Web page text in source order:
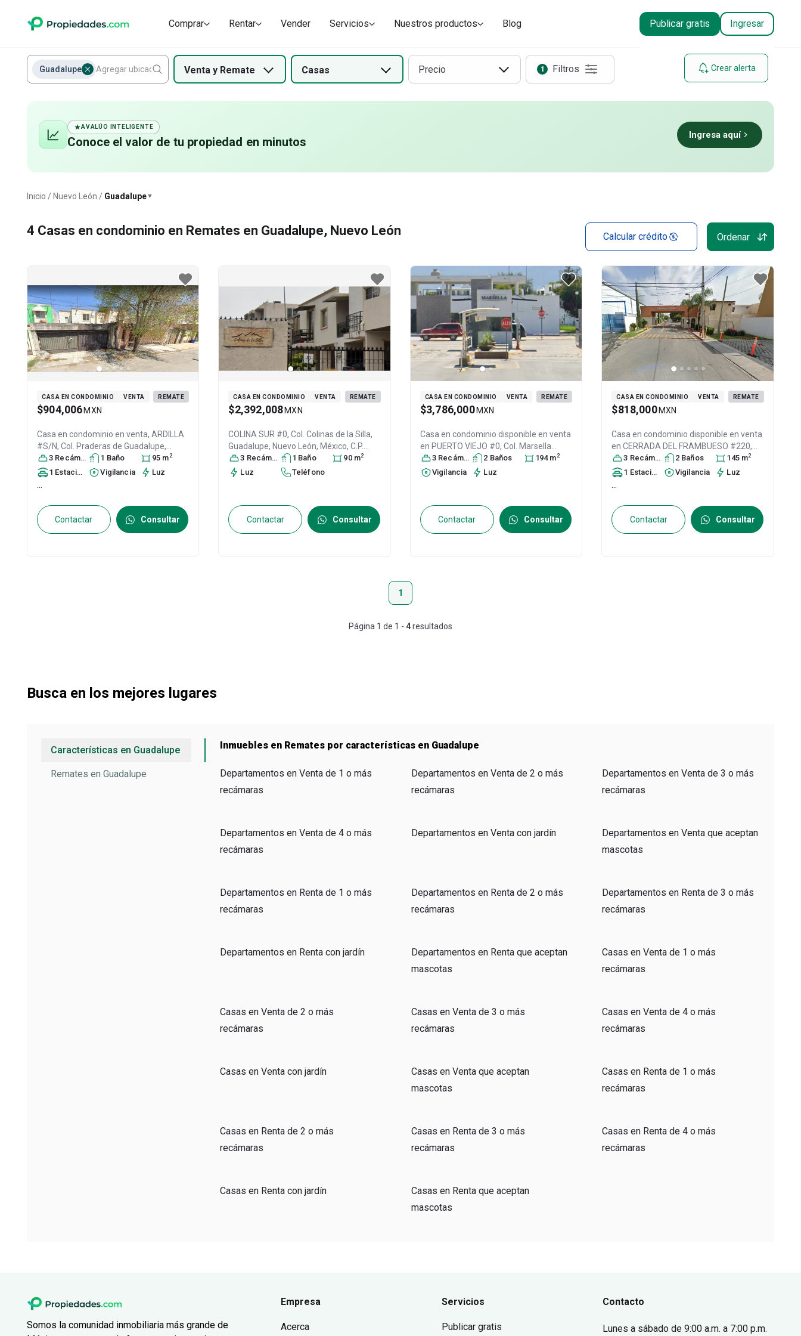
Guadalupe Venta y Remate Casas Precio 1 Filtros Crear alerta
4 Casas en condominio en Remates en Guadalupe, Nuevo León Calcular crédito Ordenar
AVALÚO INTELIGENTE
Conoce el valor de tu propiedad en minutos Ingresa aquí
Inicio Nuevo León Guadalupe
Guadalupe▼
CASA EN CONDOMINIO VENTA REMATE
$904,006 MXN
Casa en condominio en venta, ARDILLA
#S/N, Col. Praderas de Guadalupe,
Guadalupe, Nuevo León , México, C.P.
67203, ID:29142217
3 Recámara s 1 Baño 95 m2
1 Estacionamiento Vigilancia Luz
...
Contactar Consultar
CASA EN CONDOMINIO VENTA REMATE
$2,392,008 MXN
COLINA SUR #0, Col. Colinas de la Silla,
Guadalupe, Nuevo León, México, C.P.
67182, ID:27818835
3 Recámara s 1 Baño 90 m2
Luz Teléfono
Contactar Consultar
CASA EN CONDOMINIO VENTA REMATE
$3,786,000 MXN
Casa en condominio disponible en venta
en PUERTO VIEJO #0, Col. Marsella
Residencial,Guadalupe, Nuevo León,
México, C.P. 67168, ID:
3 Recámara s 2 Baños 194 m2
Vigilancia Luz
Contactar Consultar
CASA EN CONDOMINIO VENTA REMATE
$818,000 MXN
Casa en condominio disponible en venta
enCERRADA DEL FRAMBUESO #220,
Col. Cerradas de Lindavista,Guadalupe
Nuevo León
, México, C.P. 67125 , ID:
3 Recámara s 2 Baños 145 m2
1 Estacionamiento Vigilancia Luz
...
Contactar Consultar
1
Página 1 de 1 - 4resultados
Busca en los mejores lugares
Características en Guadalupe
Remates en Guadalupe
Inmuebles en Remates por características en Guadalupe
Departamentos en Venta de 1 o más
recámaras
Departamentos en Venta de 2 o más
recámaras
Departamentos en Venta de 3 o más
recámaras
Departamentos en Venta de 4 o más
recámaras
Departamentos en Venta con jardín
Departamentos en Venta que aceptan
mascotas
Departamentos en Renta de 1 o más
recámaras
Departamentos en Renta de 2 o más
recámaras
Departamentos en Renta de 3 o más
recámaras
Departamentos en Renta con jardín
Departamentos en Renta que aceptan
mascotas
Casas en Venta de 1 o más
recámaras
Casas en Venta de 2 o más
recámaras
Casas en Venta de 3 o más
recámaras
Casas en Venta de 4 o más
recámaras
Casas en Venta con jardín
Casas en Venta que aceptan
mascotas
Casas en Renta de 1 o más
recámaras
Casas en Renta de 2 o más
recámaras
Casas en Renta de 3 o más
recámaras
Casas en Renta de 4 o más
recámaras
Casas en Renta con jardín
Casas en Renta que aceptan
mascotas
Comprar
Rentar Vender Servicios Nuestros productos Blog Publicar gratis Ingresar
Somos la comunidad inmobiliaria más grande de
Empresa
Acerca
Servicios
Publicar gratis
Contacto
Lunes a sábado de 9:00 a.m. a 7:00 p.m.